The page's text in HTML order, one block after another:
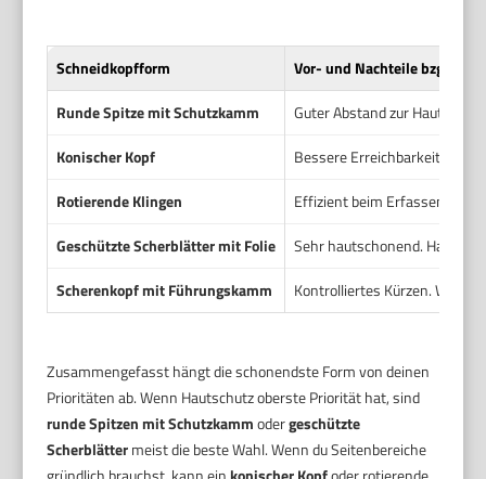
Schneidkopfform
Vor- und Nachteile bzgl.
Runde Spitze mit Schutzkamm
Guter Abstand zur Haut.
Konischer Kopf
Bessere Erreichbarkeit der
Rotierende Klingen
Effizient beim Erfassen. Bei
Geschützte Scherblätter mit Folie
Sehr hautschonend. Haare
Scherenkopf mit Führungskamm
Kontrolliertes Kürzen.
Zusammengefasst hängt die schonendste Form von deinen
Prioritäten ab. Wenn Hautschutz oberste Priorität hat, sind
runde Spitzen mit Schutzkammodergeschützte
Scherblättermeist die beste Wahl. Wenn du Seitenbereiche